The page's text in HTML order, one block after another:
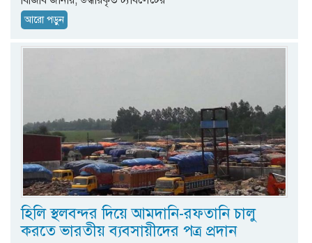
আরো পড়ুন
হিলি স্থলবন্দর দিয়ে আমদানি-রফতানি চালু
করতে ভারতীয় ব্যবসায়ীদের পত্র প্রদান